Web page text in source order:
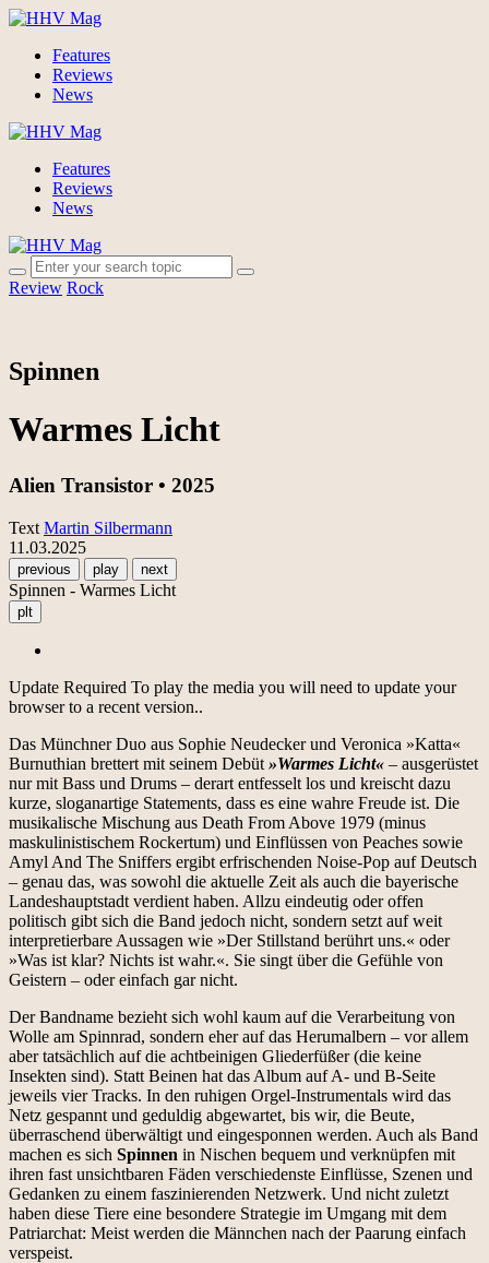
Features
Reviews
News
Features
Reviews
News
Review Rock
Spinnen
Warmes Licht
Alien Transistor • 2025
Text Martin Silbermann
11.03.2025
previous play next
Spinnen - Warmes Licht
plt
Update Required To play the media you will need to update your
browser to a recent version..
Das Münchner Duo aus Sophie Neudecker und Veronica »Katta«
Burnuthian brettert mit seinem Debüt »Warmes Licht« – ausgerüstet
nur mit Bass und Drums – derart entfesselt los und kreischt dazu
kurze, sloganartige Statements, dass es eine wahre Freude ist. Die
musikalische Mischung aus Death From Above 1979 (minus
maskulinistischem Rockertum) und Einflüssen von Peaches sowie
Amyl And The Sniffers ergibt erfrischenden Noise-Pop auf Deutsch
– genau das, was sowohl die aktuelle Zeit als auch die bayerische
Landeshauptstadt verdient haben. Allzu eindeutig oder offen
politisch gibt sich die Band jedoch nicht, sondern setzt auf weit
interpretierbare Aussagen wie »Der Stillstand berührt uns.« oder
»Was ist klar? Nichts ist wahr.«. Sie singt über die Gefühle von
Geistern – oder einfach gar nicht.
Der Bandname bezieht sich wohl kaum auf die Verarbeitung von
Wolle am Spinnrad, sondern eher auf das Herumalbern – vor allem
aber tatsächlich auf die achtbeinigen Gliederfüßer (die keine
Insekten sind). Statt Beinen hat das Album auf A- und B-Seite
jeweils vier Tracks. In den ruhigen Orgel-Instrumentals wird das
Netz gespannt und geduldig abgewartet, bis wir, die Beute,
überraschend überwältigt und eingesponnen werden. Auch als Band
machen es sich Spinnen in Nischen bequem und verknüpfen mit
ihren fast unsichtbaren Fäden verschiedenste Einflüsse, Szenen und
Gedanken zu einem faszinierenden Netzwerk. Und nicht zuletzt
haben diese Tiere eine besondere Strategie im Umgang mit dem
Patriarchat: Meist werden die Männchen nach der Paarung einfach
verspeist.